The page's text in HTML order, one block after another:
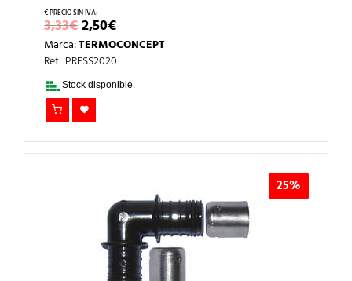
3,33€EL
PRECIO
ORIGINAL
ERA:
3,33€.
2,50€EL
PRECIO
ACTUAL
ES:
2,50€.
Marca:TERMOCONCEPT
Ref.: PRESS2020
Stock disponible.
25%